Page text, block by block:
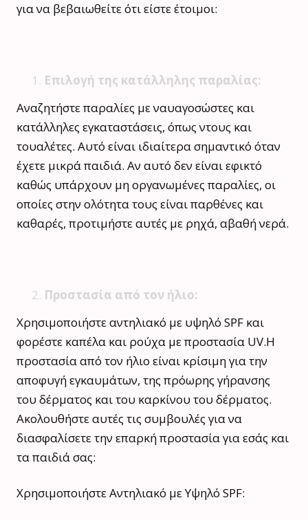
για να βεβαιωθείτε ότι είστε έτοιμοι:
Επιλογή της κατάλληλης παραλίας:
Αναζητήστε παραλίες με ναυαγοσώστες και
κατάλληλες εγκαταστάσεις, όπως ντους και
τουαλέτες. Αυτό είναι ιδιαίτερα σημαντικό όταν
έχετε μικρά παιδιά. Αν αυτό δεν είναι εφικτό
καθώς υπάρχουν μη οργανωμένες παραλίες, οι
οποίες στην ολότητα τους είναι παρθένες και
καθαρές, προτιμήστε αυτές με ρηχά, αβαθή νερά.
Προστασία από τον ήλιο:
Χρησιμοποιήστε αντηλιακό με υψηλό SPF και
φορέστε καπέλα και ρούχα με προστασία UV.Η
προστασία από τον ήλιο είναι κρίσιμη για την
αποφυγή εγκαυμάτων, της πρόωρης γήρανσης
του δέρματος και του καρκίνου του δέρματος.
Ακολουθήστε αυτές τις συμβουλές για να
διασφαλίσετε την επαρκή προστασία για εσάς και
τα παιδιά σας:
Χρησιμοποιήστε Αντηλιακό με Υψηλό SPF: